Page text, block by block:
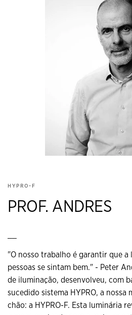
HYPRO-F
PROF. ANDRES
"O nosso trabalho é garantir que a
pessoas se sintam bem." - Peter
de iluminação, desenvolveu, com
sucedido sistema HYPRO, a nossa
chão: a HYPRO-F. Esta luminária